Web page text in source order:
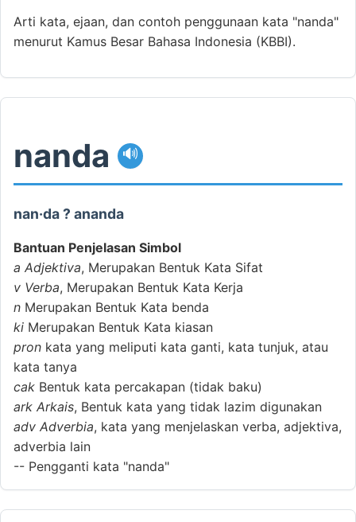
Arti kata, ejaan, dan contoh penggunaan kata "nanda"
menurut Kamus Besar Bahasa Indonesia (KBBI).
nanda 🔊
nan·da ? ananda
Bantuan Penjelasan Simbol
a Adjektiva, Merupakan Bentuk Kata Sifat
v Verba, Merupakan Bentuk Kata Kerja
n Merupakan Bentuk Kata benda
ki Merupakan Bentuk Kata kiasan
pron kata yang meliputi kata ganti, kata tunjuk, atau
kata tanya
cak Bentuk kata percakapan (tidak baku)
ark Arkais, Bentuk kata yang tidak lazim digunakan
adv Adverbia, kata yang menjelaskan verba, adjektiva,
adverbia lain
-- Pengganti kata "nanda"